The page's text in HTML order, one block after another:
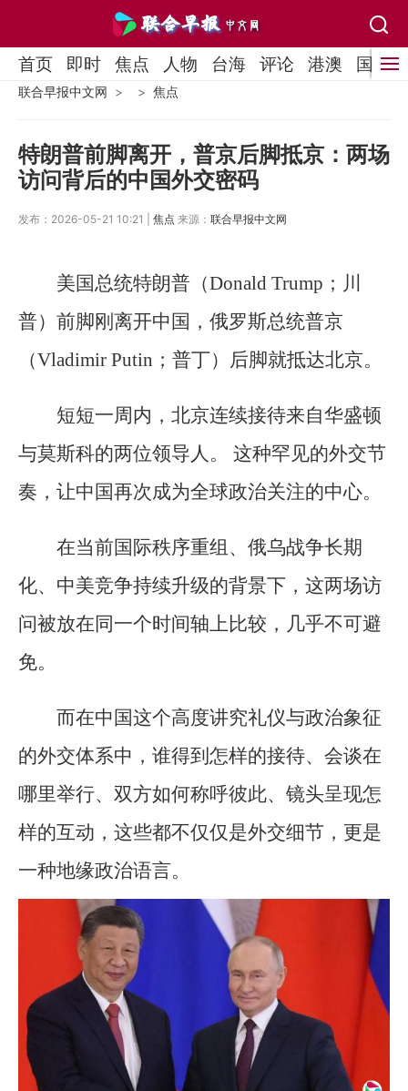
首页 即时 焦点 人物 台海 评论 港澳 国际
联合早报中文网 焦点
特朗普前脚离开，普京后脚抵京：两场
访问背后的中国外交密码
发布：2026-05-21 10:21 | 焦点 来源： 联合早报中文网
美国总统特朗普（Donald Trump；川
普）前脚刚离开中国，俄罗斯总统普京
（Vladimir Putin；普丁）后脚就抵达北京。
短短一周内，北京连续接待来自华盛顿
与莫斯科的两位领导人。 这种罕见的外交节
奏，让中国再次成为全球政治关注的中心。
在当前国际秩序重组、俄乌战争长期
化、中美竞争持续升级的背景下，这两场访
问被放在同一个时间轴上比较，几乎不可避
免。
而在中国这个高度讲究礼仪与政治象征
的外交体系中，谁得到怎样的接待、会谈在
哪里举行、双方如何称呼彼此、镜头呈现怎
样的互动，这些都不仅仅是外交细节，更是
一种地缘政治语言。